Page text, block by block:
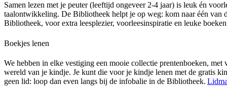
Samen lezen met je peuter (leeftijd ongeveer 2-4 jaar) is leuk én
taalontwikkeling. De Bibliotheek helpt je op weg: kom naar één van
Bibliotheek, voor extra leesplezier, voorleesinspiratie en leuke
Boekjes lenen
We hebben in elke vestiging een mooie collectie prentenboeken, met
wereld van je kindje. Je kunt die voor je kindje lenen met de gratis
geen lid: loop dan even langs bij de infobalie in de Bibliotheek.